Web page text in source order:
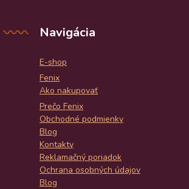
Navigácia
E-shop
Fenix
Ako nakupovať
Prečo Fenix
Obchodné podmienky
Blog
Kontakty
Reklamačný poriadok
Ochrana osobných údajov
Blog